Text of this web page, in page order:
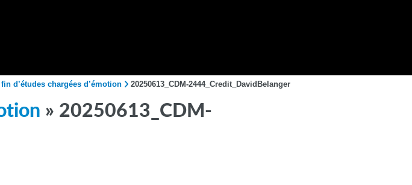
d’études chargées d’émotion 20250613_CDM-2444_Credit_DavidBelanger
» 20250613_CDM-